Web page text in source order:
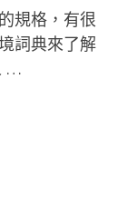
規格，有很
詞典來了解
…